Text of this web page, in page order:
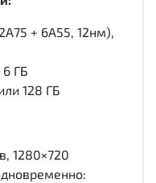
+ 6A55, 12нм),
ГБ
128 ГБ
1280×720